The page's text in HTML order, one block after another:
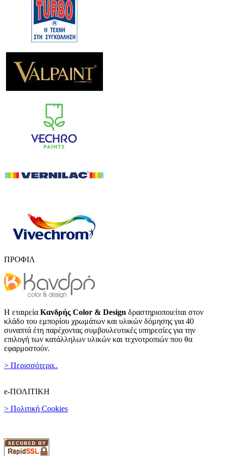
ΠΡΟΦΙΛ
Η εταιρεία Κανδρής Color & Design δραστηριοποιείται στον
κλάδο του εμπορίου χρωμάτων και υλικών δόμησης για 40
συναπτά έτη παρέχοντας συμβουλευτικές υπηρεσίες για την
επιλογή των κατάλληλων υλικών και τεχνοτροπιών που θα
εφαρμοστούν.
> Περισσότερα..
e-ΠΟΛΙΤΙΚΗ
> Πολιτική Cookies